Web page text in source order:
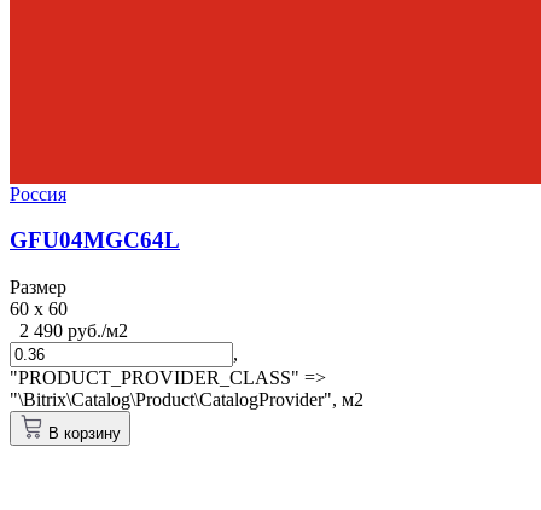
Россия
GFU04MGC64L
Размер
60 x 60
2 490 руб./м2
,
"PRODUCT_PROVIDER_CLASS" =>
"\Bitrix\Catalog\Product\CatalogProvider", м2
В корзину